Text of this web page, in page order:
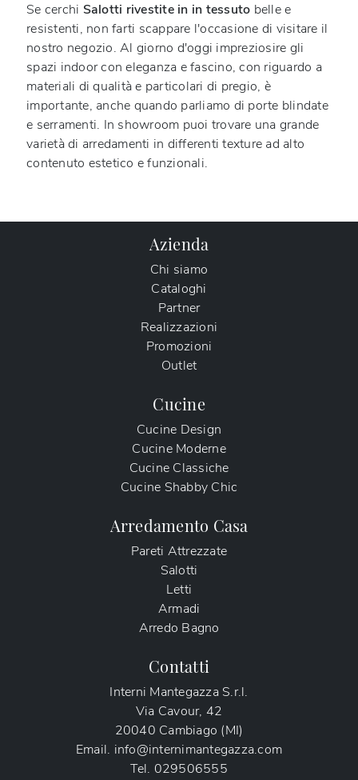
Se cerchi Salotti rivestite in in tessuto belle e
resistenti, non farti scappare l'occasione di visitare il
nostro negozio. Al giorno d'oggi impreziosire gli
spazi indoor con eleganza e fascino, con riguardo a
materiali di qualità e particolari di pregio, è
importante, anche quando parliamo di porte blindate
e serramenti. In showroom puoi trovare una grande
varietà di arredamenti in differenti texture ad alto
contenuto estetico e funzionali.
Azienda
Chi siamo
Cataloghi
Partner
Realizzazioni
Promozioni
Outlet
Cucine
Cucine Design
Cucine Moderne
Cucine Classiche
Cucine Shabby Chic
Arredamento Casa
Pareti Attrezzate
Salotti
Letti
Armadi
Arredo Bagno
Contatti
Interni Mantegazza S.r.l.
Via Cavour, 42
20040 Cambiago (MI)
Email. info@internimantegazza.com
Tel. 029506555